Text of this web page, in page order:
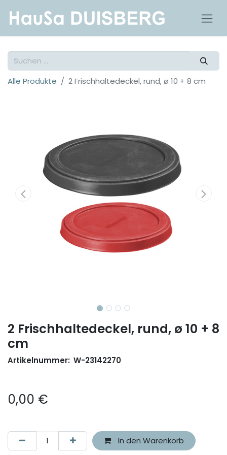
Alle Produkte 2 Frischhaltedeckel, rund, ø 10 + 8 cm
2 Frischhaltedeckel, rund, ø 10 + 8
cm
Artikelnummer: W-23142270
0,00 €
In den Warenkorb